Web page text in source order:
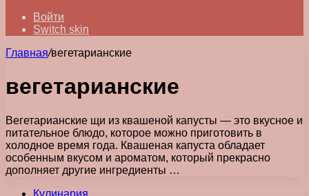
Войти
Switch skin
Главная/вегетарианские
вегетарианские
Вегетарианские щи из квашеной капусты — это вкусное и
питательное блюдо, которое можно приготовить в
холодное время года. Квашеная капуста обладает
особенным вкусом и ароматом, который прекрасно
дополняет другие ингредиенты …
Кулинария